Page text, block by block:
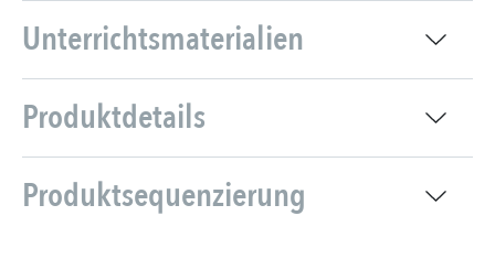
Unterrichtsmaterialien
Produktdetails
Produktsequenzierung